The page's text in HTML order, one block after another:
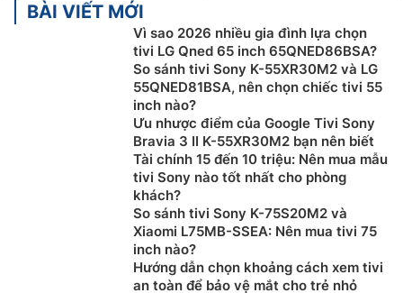
BÀI VIẾT MỚI
Vì sao 2026 nhiều gia đình lựa chọn
tivi LG Qned 65 inch 65QNED86BSA?
So sánh tivi Sony K-55XR30M2 và LG
55QNED81BSA, nên chọn chiếc tivi 55
inch nào?
Ưu nhược điểm của Google Tivi Sony
Bravia 3 II K-55XR30M2 bạn nên biết
Tài chính 15 đến 10 triệu: Nên mua mẫu
tivi Sony nào tốt nhất cho phòng
khách?
So sánh tivi Sony K-75S20M2 và
Xiaomi L75MB-SSEA: Nên mua tivi 75
inch nào?
Hướng dẫn chọn khoảng cách xem tivi
an toàn để bảo vệ mắt cho trẻ nhỏ